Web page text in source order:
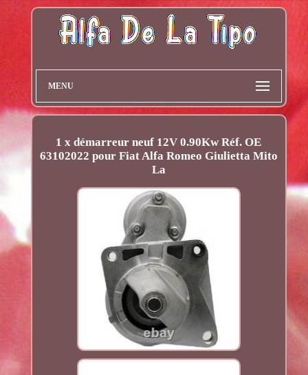
MENU
1 x démarreur neuf 12V 0.90Kw Réf. OE
63102022 pour Fiat Alfa Romeo Giulietta Mito
La